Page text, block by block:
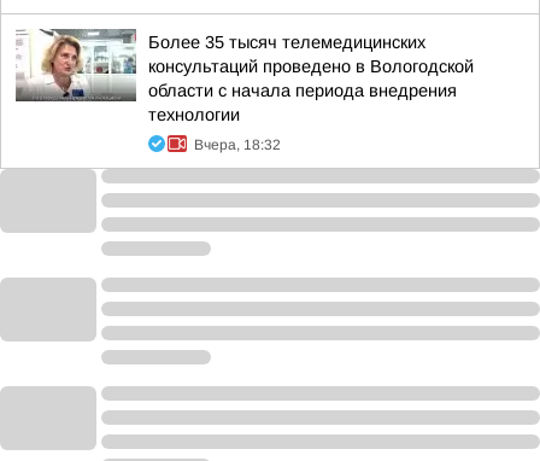
Более 35 тысяч телемедицинских
консультаций проведено в Вологодской
области с начала периода внедрения
технологии
Вчера, 18:32